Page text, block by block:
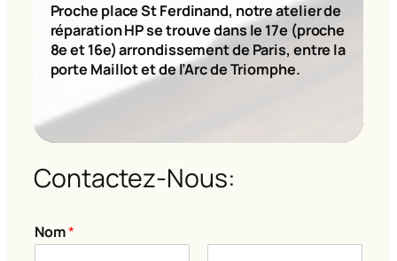
Proche place St Ferdinand, notre atelier de
réparation HP se trouve dans le 17e (proche
8e et 16e) arrondissement de Paris, entre la
porte Maillot et de l’Arc de Triomphe.
Contactez-Nous:
Nom*